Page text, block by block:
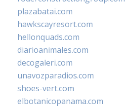
plazabatai.com
hawkscayresort.com
hellonquads.com
diarioanimales.com
decogaleri.com
unavozparadios.com
shoes-vert.com
elbotanicopanama.com